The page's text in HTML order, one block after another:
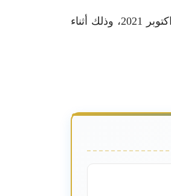
تعرّضت سيّارة أمنية تابعة ،لفرقة الحدود البرية للحرس الوطني بالشهبانية ببن قردان، إلى حادث إنقلاب بعد ظهر اليوم الثلاثاء 26 اكتوبر 2021، وذلك أثناء